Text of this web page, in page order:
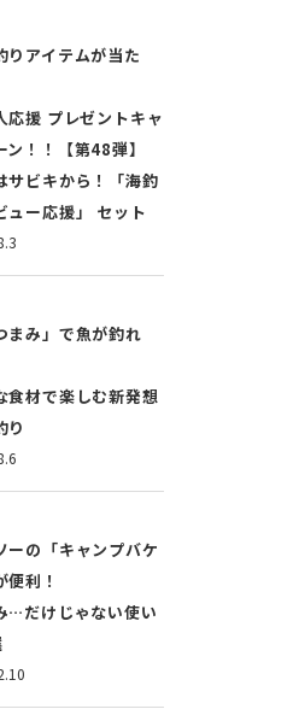
りアイテムが当た
応援 プレゼントキャ
ン！！【第48弾】
サビキから！「海釣
ュー応援」 セット
まみ」で魚が釣れ
食材で楽しむ新発想
り
ーの「キャンプバケ
便利！
…だけじゃない使い